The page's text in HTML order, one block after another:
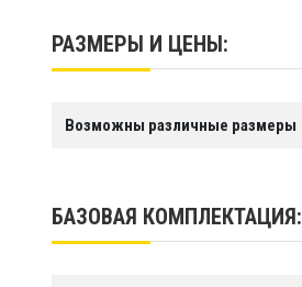
РАЗМЕРЫ И ЦЕНЫ:
Возможны различные размеры
БАЗОВАЯ КОМПЛЕКТАЦИЯ: